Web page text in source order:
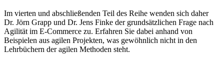
Im vierten und abschließenden Teil des Reihe wenden sich daher
Dr. Jörn Grapp und Dr. Jens Finke der grundsätzlichen Frage nach
Agilität im E-Commerce zu. Erfahren Sie dabei anhand von
Beispielen aus agilen Projekten, was gewöhnlich nicht in den
Lehrbüchern der agilen Methoden steht.